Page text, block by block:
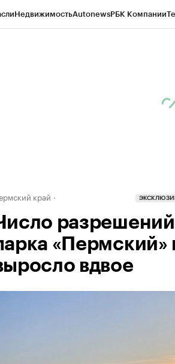
НедвижимостьAutonewsРБК Компании
край
«Пермский»
вдвое